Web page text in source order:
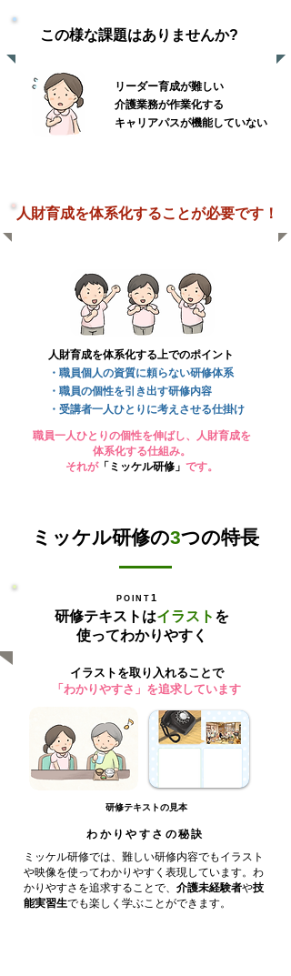
この様な課題はありませんか?
リーダー育成が難しい
介護業務が作業化する
キャリアパスが機能していない
人財育成を体系化することが必要です！
人財育成を体系化する上でのポイント
・職員個人の資質に頼らない研修体系
・職員の個性を引き出す研修内容
・受講者一人ひとりに考えさせる仕掛け
職員一人ひとりの個性を伸ばし、人財育成を
体系化する仕組み。
それが「ミッケル研修」 です。
ミッケル研修の3つの特長
POINT 1
研修テキストはイラスト を
使ってわかりやすく
イラストを取り入れることで
「わかりやすさ」を追求しています
研修テキストの見本
わかりやすさの秘訣
ミッケル研修では、難しい研修内容でもイラスト
や映像を使ってわかりやすく表現しています。わ
かりやすさを追求することで、 介護未経験者や技
能実習生でも楽しく学ぶことができます。